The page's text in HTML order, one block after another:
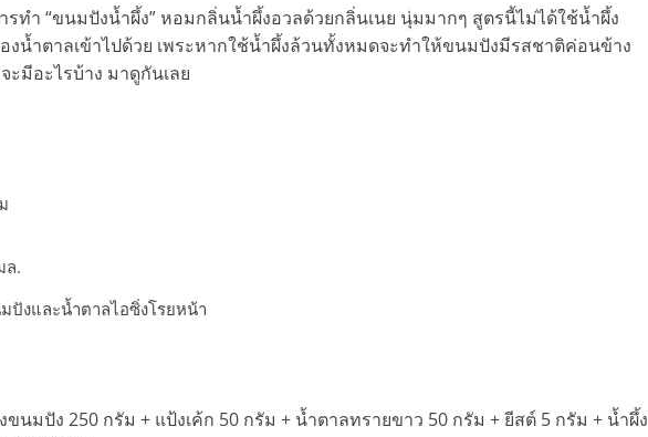
ทำ “ขนมปังน้ำผึ้ง” หอมกลิ่นน้ำผึ้งอวลด้วยกลิ่นเนย นุ่มมากๆ สูตรนี้ไม่ได้ใช้น้ำผึ้ง
น้ำตาลเข้าไปด้วย เพระหากใช้น้ำผึ้งล้วนทั้งหมดจะทำให้ขนมปังมีรสชาติค่อนข้าง
มีอะไรบ้าง มาดูกันเลย
ล.
ปังและน้ำตาลไอซิ่งโรยหน้า
นมปัง 250 กรัม + แป้งเค้ก 50 กรัม + น้ำตาลทรายขาว 50 กรัม + ยีสต์ 5 กรัม + น้ำผึ้ง